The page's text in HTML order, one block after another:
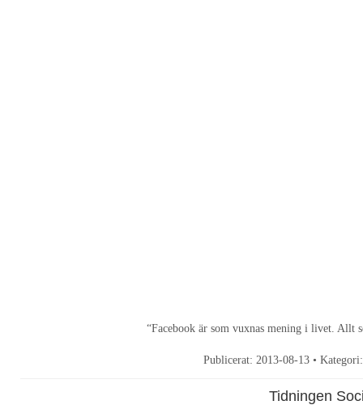
“Facebook är som vuxnas mening i livet. Allt
Publicerat: 2013-08-13•
Tidningen